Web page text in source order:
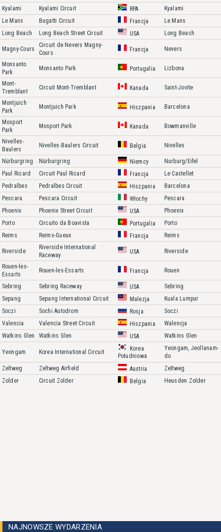
Kyalami
Kyalami Circuit RPA
Kyalami
Le Mans
Bugatti Circuit Francja
Le Mans
Long Beach
Long Beach Street Circuit USA Long Beach
Magny-Cours
Circuit de Nevers Magny-
Cours
Francja Nevers
Monsanto
Park
Monsanto Park Portugalia Lizbona
Mont-
Tremblant
Circuit Mont-Tremblant Kanada Saint-Jovite
Montjuich
Park
Montjuich Park Hiszpania Barcelona
Mosport
Park
Mosport Park Kanada Bowmanville
Nivelles-
Baulers
Nivelles-Baulers Circuit Belgia Nivelles
Nürburgring Nürburgring Niemcy
Nurburg/Eifel
Paul Ricard
Circuit Paul Ricard Francja
Le Castellet
Pedralbes
Pedralbes Circuit Hiszpania
Barcelona
Pescara
Pescara Circuit Włochy
Pescara
Phoenix
Phoenix Street Circuit USA
Phoenix
Porto
Circuito da Boavista Portugalia
Porto
Reims
Reims-Gueux Francja Reims
Riverside
Riverside International
Raceway
USA Riverside
Rouen-les-
Essarts
Rouen-les-Essarts Francja Rouen
Sebring Sebring Raceway USA
Sebring
Sepang
Sepang International Circuit Malezja
Kuala Lumpur
Soczi
Sochi Autodrom Rosja
Soczi
Valencia
Valencia Street Circuit Hiszpania
Walencja
Watkins Glen
Watkins Glen USA Watkins Glen
Yeongam Korea International Circuit
Korea
Południowa
Yeongam, Jeollanam-
do
Zeltweg
Zeltweg Airfield Austria
Zeltweg
Zolder
Circuit Zolder Belgia Heusden Zolder
NAJNOWSZE WYDARZENIA